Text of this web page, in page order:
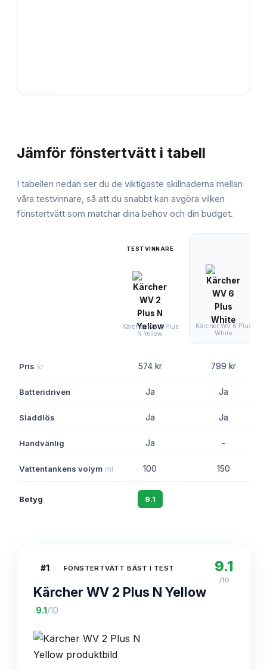
Jämför fönstertvätt i tabell
I tabellen nedan ser du de viktigaste skillnaderna mellan
våra testvinnare, så att du snabbt kan avgöra vilken
fönstertvätt som matchar dina behov och din budget.
TESTVINNARE
Kärcher WV 2 Plus
N Yellow
Kärcher WV 6 Plus
White
Pris kr 574 kr 799 kr
Batteridriven Ja Ja
Sladdlös Ja Ja
Handvänlig Ja -
Vattentankens volym ml 100 150
Betyg 9.1
#1 FÖNSTERTVÄTT BÄST I TEST
Kärcher WV 2 Plus N Yellow
·9.1 /10
9.1
/10